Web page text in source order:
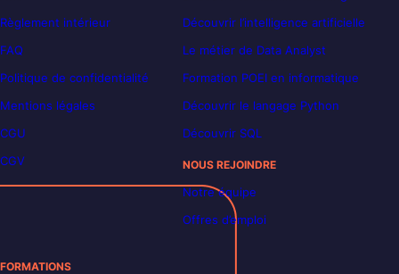
Règlement intérieur
FAQ
Politique de confidentialité
Mentions légales
CGU
CGV
Découvrir l’intelligence artificielle
Le métier de Data Analyst
Formation POEI en informatique
Découvrir le langage Python
Découvrir SQL
NOUS REJOINDRE
Notre équipe
Offres d’emploi
FORMATIONS